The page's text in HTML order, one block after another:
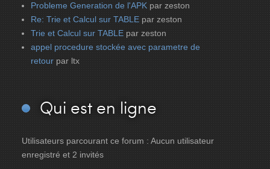
Probleme Generation de l'APK par zeston
Re: Trie et Calcul sur TABLE par zeston
Trie et Calcul sur TABLE par zeston
appel procedure stockée avec parametre de
retour par ltx
Qui est en ligne
Utilisateurs parcourant ce forum : Aucun utilisateur
enregistré et 2 invités